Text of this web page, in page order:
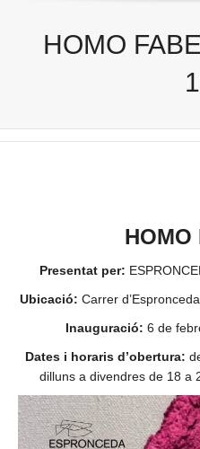
HOMO
HOMO
Presentat per:
Ubicació: Carrer
Inauguració: 6 de
Dates i horaris d’obertura:
dilluns a divendres de 18 a